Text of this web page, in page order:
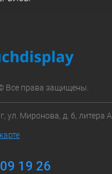
Все права защищены.
ул. Миронова, д. 6, литера А
19 26